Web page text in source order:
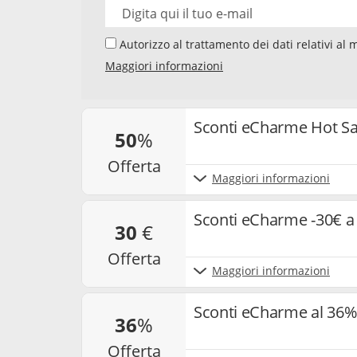
GmbH, Starstraße 2, D - 22305 Amburg,
newsletter sui temi "Codici Sconto" e "Offerte".
e cookie utilizzati per misurare i risultati.
e annullare l’iscrizione alla newsletter. Per
nostraprivacy policy
Maggiori informazioni
50%
offerta
Sconti eCharme Hot
Maggiori informazioni
30 €
offerta
Sconti eCharme -30€
Maggiori informazioni
36%
offerta
Sconti eCharme al